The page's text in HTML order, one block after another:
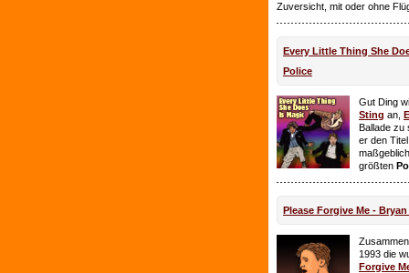
Zuversicht, mit oder ohne
Every Little Thing She
Police
Gut Ding
Sting an,
Ballade zu
er den
größten
Please Forgive Me -
1993 die
Forgive